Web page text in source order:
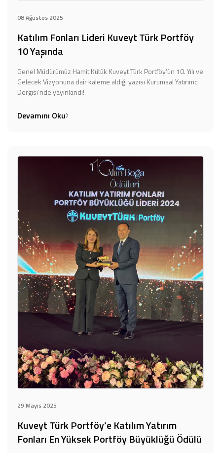
08 Ağustos 2025
Katılım Fonları Lideri Kuveyt Türk Portföy
10 Yaşında
Genel Müdürümüz Hamit Kütük Kuveyt Türk Portföy’ün 10. Yılı ve
Gelecek Vizyonuna dair kaleme aldığı yazısı Kurumsal Yatırımcı
Dergisi’nde yayınlandı!
Devamını Oku
29 Mayıs 2025
Kuveyt Türk Portföy’e Katılım Yatırım
Fonları En Yüksek Portföy Büyüklüğü Ödülü